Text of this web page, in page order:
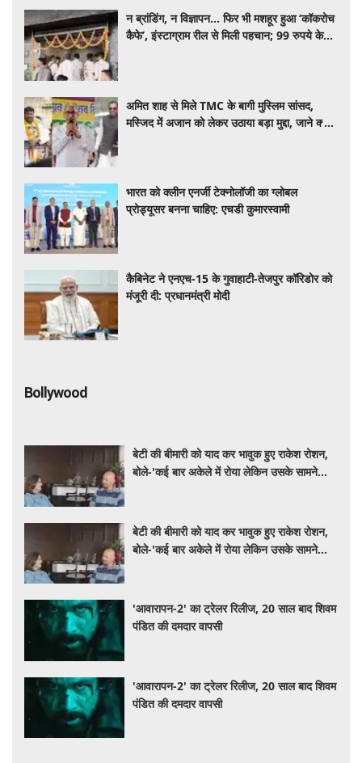
न ब्रांडिंग, न विज्ञापन... फिर भी मशहूर हुआ ‘कॉकरोच
कैफे’, इंस्टाग्राम रील से मिली पहचान; 99 रुपये के
अमित शाह से मिले TMC के बागी मुस्लिम सांसद,
मस्जिद में अजान को लेकर उठाया बड़ा मुद्दा, जाने क्या
भारत को क्लीन एनर्जी टेक्नोलॉजी का ग्लोबल
प्रोड्यूसर बनना चाहिए: एचडी कुमारस्वामी
कैबिनेट ने एनएच-15 के गुवाहाटी-तेजपुर कॉरिडोर को
मंजूरी दी: प्रधानमंत्री मोदी
Bollywood
बेटी की बीमारी को याद कर भावुक हुए राकेश रोशन,
बोले-'कई बार अकेले में रोया लेकिन उसके सामने
बेटी की बीमारी को याद कर भावुक हुए राकेश रोशन,
बोले-'कई बार अकेले में रोया लेकिन उसके सामने
'आवारापन-2' का ट्रेलर रिलीज, 20 साल बाद शिवम
पंडित की दमदार वापसी
'आवारापन-2' का ट्रेलर रिलीज, 20 साल बाद शिवम
पंडित की दमदार वापसी